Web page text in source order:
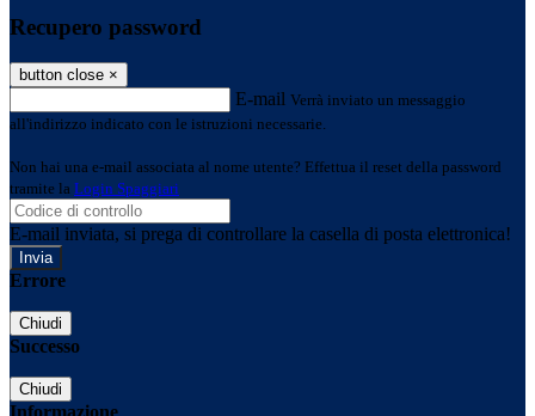
Recupero password
button close ×
E-mail Verrà inviato un messaggio
all'indirizzo indicato con le istruzioni necessarie.
Non hai una e-mail associata al nome utente? Effettua il reset della password
tramite la Login Spaggiari
E-mail inviata, si prega di controllare la casella di posta elettronica!
Errore
Chiudi
Successo
Chiudi